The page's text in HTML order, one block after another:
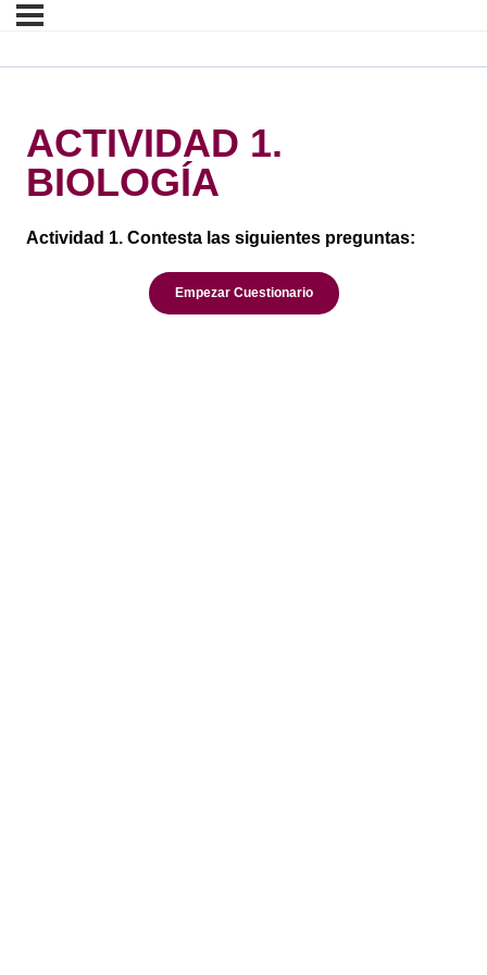
ACTIVIDAD 1.
BIOLOGÍA
Actividad 1. Contesta las siguientes preguntas: